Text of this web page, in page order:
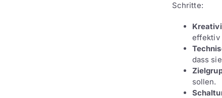
Schritte:
effektiv
dass
sollen.